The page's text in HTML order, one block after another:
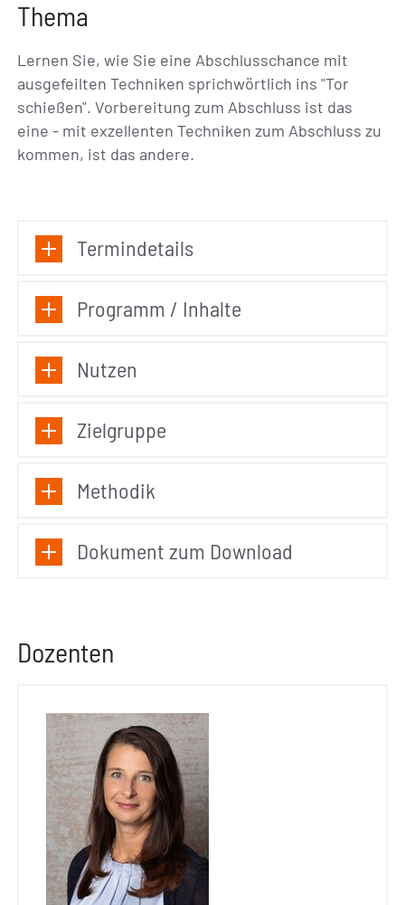
Thema
Lernen Sie, wie Sie eine Abschlusschance mit
ausgefeilten Techniken sprichwörtlich ins "Tor
schießen". Vorbereitung zum Abschluss ist das
eine - mit exzellenten Techniken zum Abschluss zu
kommen, ist das andere.
Termindetails
Programm / Inhalte
Nutzen
Zielgruppe
Methodik
Dokument zum Download
Dozenten